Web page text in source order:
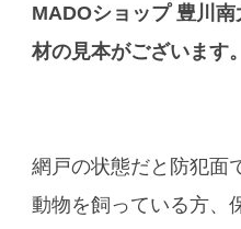
MADOショップ 豊川
材の見本がございます。
網戸の状態だと防犯面
動物を飼っている方、